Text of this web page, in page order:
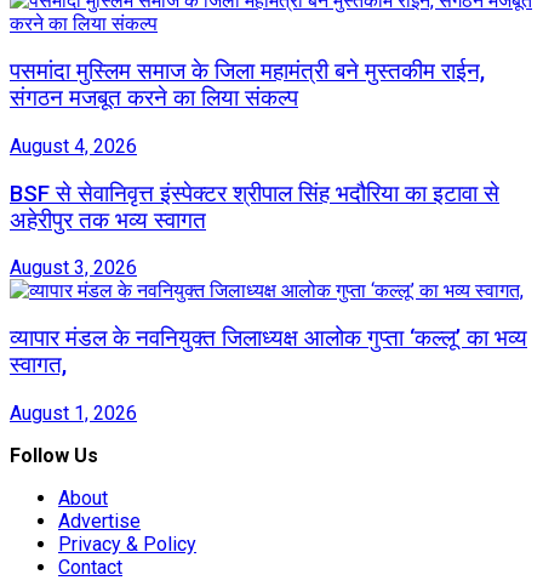
पसमांदा मुस्लिम समाज के जिला महामंत्री बने मुस्तकीम राईन,
संगठन मजबूत करने का लिया संकल्प
August 4, 2026
BSF से सेवानिवृत्त इंस्पेक्टर श्रीपाल सिंह भदौरिया का इटावा से
अहेरीपुर तक भव्य स्वागत
August 3, 2026
व्यापार मंडल के नवनियुक्त जिलाध्यक्ष आलोक गुप्ता ‘कल्लू’ का भव्य
स्वागत,
August 1, 2026
Follow Us
About
Advertise
Privacy & Policy
Contact